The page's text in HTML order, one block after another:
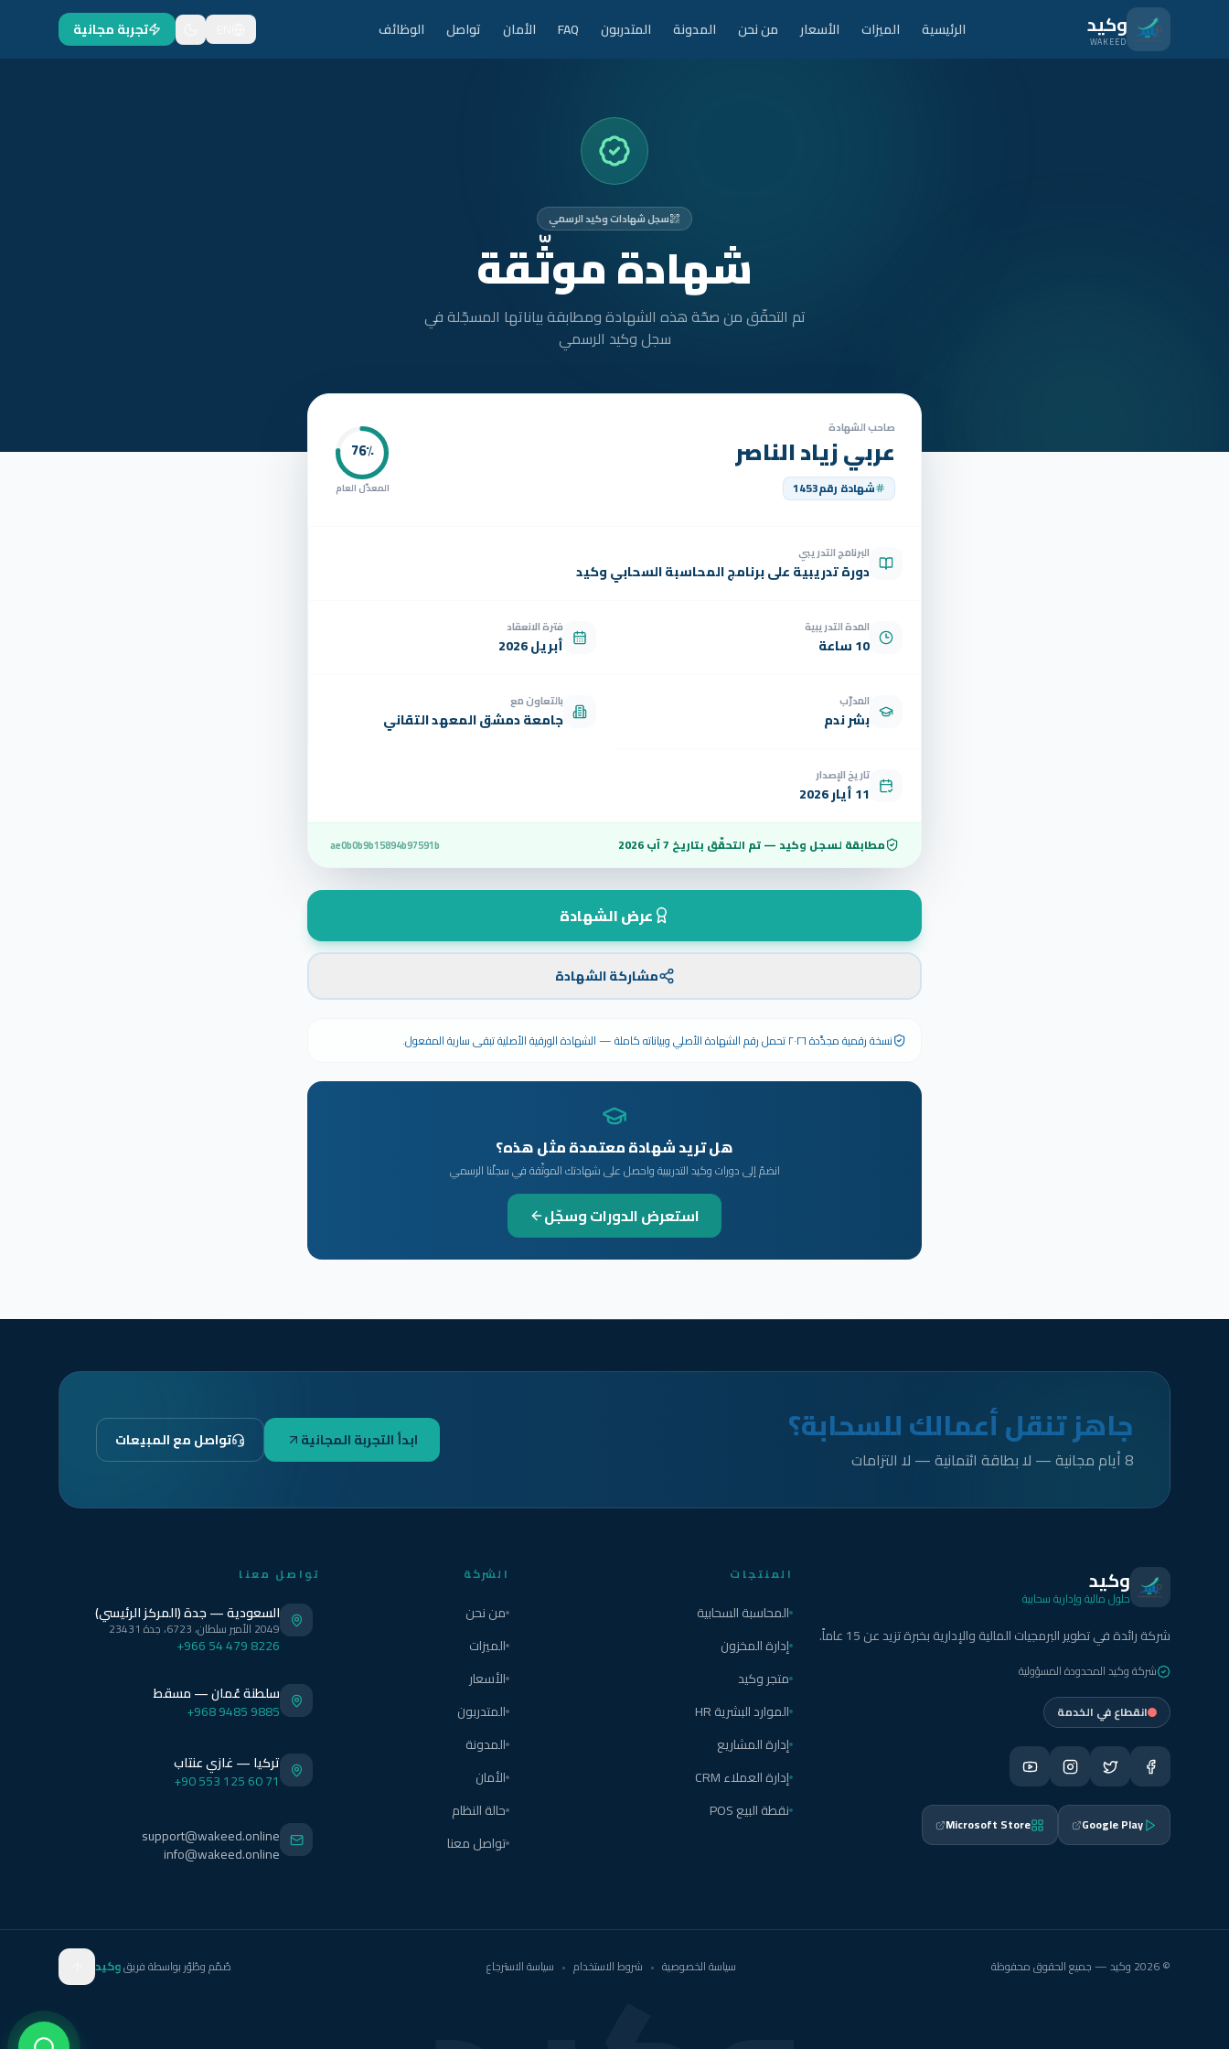
انتقل للمحتوى الرئيسيوكيد
WAKEED الرئيسية الميزات الأسعار من نحن المدونة المتدربون FAQ الأمان تواصل الوظائف تجربة مجانية
سجل شهادات وكيد الرسمي
شهادة موثّقة
تم التحقّق من صحّة هذه الشهادة ومطابقة بياناتها المسجّلة في
سجل وكيد الرسمي
صاحب الشهادة
عربي زياد الناصر
شهادة رقم1453
76٪
المعدّل العام
البرنامج التدريبي
دورة تدريبية على برنامج المحاسبة السحابي وكيد
المدة التدريبية
10 ساعة
فترة الانعقاد
أبريل 2026
المدرّب
بشر ندم
بالتعاون مع
جامعة دمشق المعهد التقاني
تاريخ الإصدار
11 أيار 2026
مطابقة لسجل وكيد — تم التحقّق بتاريخ 7 آب 2026 ae0b0b9b15894b97591b
عرض الشهادة
مشاركة الشهادة
نسخة رقمية مجدَّدة ٢٠٢٦ تحمل رقم الشهادة الأصلي وبياناته كاملة — الشهادة الورقية الأصلية تبقى سارية المفعول.
هل تريد شهادة معتمدة مثل هذه؟
انضمّ إلى دورات وكيد التدريبية واحصل على شهادتك الموثّقة في سجلّنا الرسمي
استعرض الدورات وسجّل
جاهز تنقل أعمالك للسحابة؟
8 أيام مجانية — لا بطاقة ائتمانية — لا التزامات
ابدأ التجربة المجانية تواصل مع المبيعات
وكيد
حلول مالية وإدارية سحابية
شركة رائدة في تطوير البرمجيات المالية والإدارية بخبرة تزيد عن 15 عاماً.
شركة وكيد المحدودة المسؤولية
انقطاع في الخدمة
Google Play
Microsoft Store
المنتجات
المحاسبة السحابية
إدارة المخزون
متجر وكيد
الموارد البشرية HR
إدارة المشاريع
إدارة العملاء CRM
نقطة البيع POS
الشركة
من نحن
الميزات
الأسعار
المتدربون
المدونة
الأمان
حالة النظام
تواصل معنا
تواصل معنا
السعودية — جدة (المركز الرئيسي)
2049 الأمير سلطان، 6723، جدة 23431
+966 54 479 8226
سلطنة عُمان — مسقط
+968 9485 9885
تركيا — غازي عنتاب
+90 553 125 60 71
support@wakeed.online
info@wakeed.online
© 2026 وكيد — جميع الحقوق محفوظة سياسة الخصوصية • شروط الاستخدام • سياسة الاسترجاع صُمّم وطُوّر بواسطة فريقوكيد